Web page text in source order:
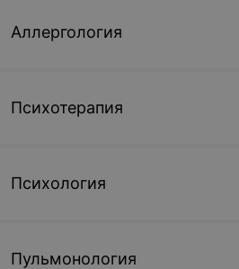
Аллергология
Психотерапия
Психология
Пульмонология